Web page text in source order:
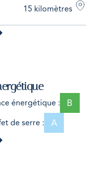
15 kilomètres
énergétique : B
de serre : A